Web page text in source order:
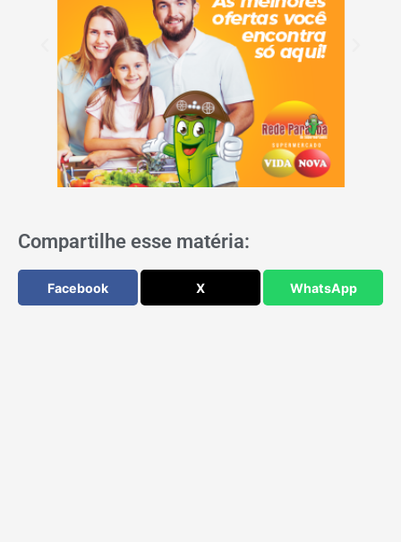
Compartilhe esse matéria:
Facebook X WhatsApp